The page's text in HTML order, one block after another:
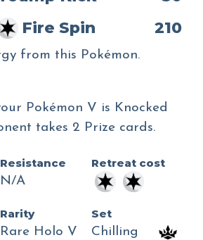
Fire Spin
210
from this Pokémon.
Pokémon V is Knocked
takes 2 Prize cards.
Resistance
N/A
Retreat cost
Rarity
Rare Holo V
Set
Chilling